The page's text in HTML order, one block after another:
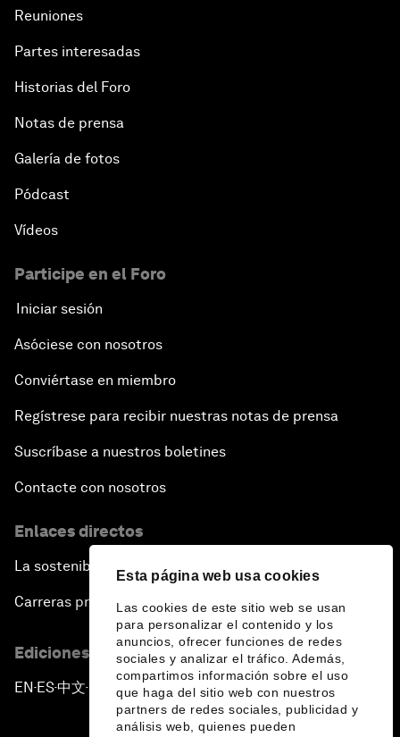
Esta página web usa cookies
Las cookies de este sitio web se usan
para personalizar el contenido y los
anuncios, ofrecer funciones de redes
sociales y analizar el tráfico. Además,
compartimos información sobre el uso
que haga del sitio web con nuestros
partners de redes sociales, publicidad y
análisis web, quienes pueden
Reuniones
Partes interesadas
Historias del Foro
Notas de prensa
Galería de fotos
Pódcast
Vídeos
Participe en el Foro
Iniciar sesión
Asóciese con nosotros
Conviértase en miembro
Regístrese para recibir nuestras notas de prensa
Suscríbase a nuestros boletines
Contacte con nosotros
Enlaces directos
La sostenibilidad en el Foro
Carreras profesionales
Ediciones en otros idiomas
EN ▪ES▪中文▪ 日本語